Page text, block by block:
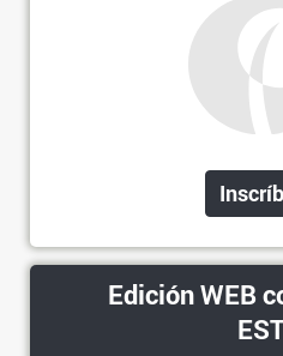
Edición WEB